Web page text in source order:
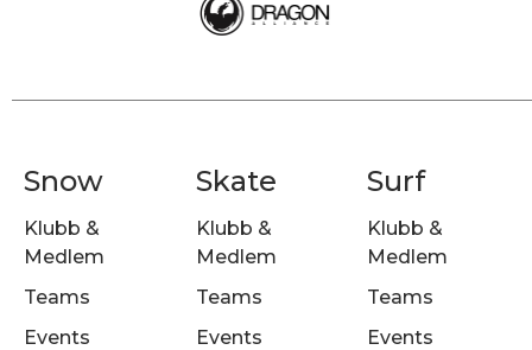
Snow
Klubb &
Medlem
Teams
Events
Skate
Klubb &
Medlem
Teams
Events
Surf
Klubb &
Medlem
Teams
Events